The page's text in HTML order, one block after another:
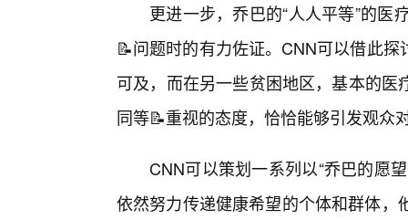
更进一步，乔巴的“人人平等”的
📝问题时的有力佐证。CNN可以借此
可及，而在另一些贫困地区，基本的
同等📝重视的态度，恰恰能够引发观众
CNN可以策划一系列以“乔巴的愿
依然努力传递健康希望的个体和群体